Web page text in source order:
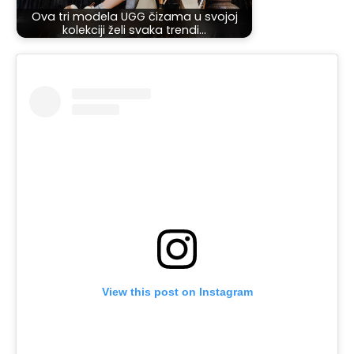
Ova tri modela UGG čizama u svojoj
kolekciji želi svaka trendi…
View this post on Instagram